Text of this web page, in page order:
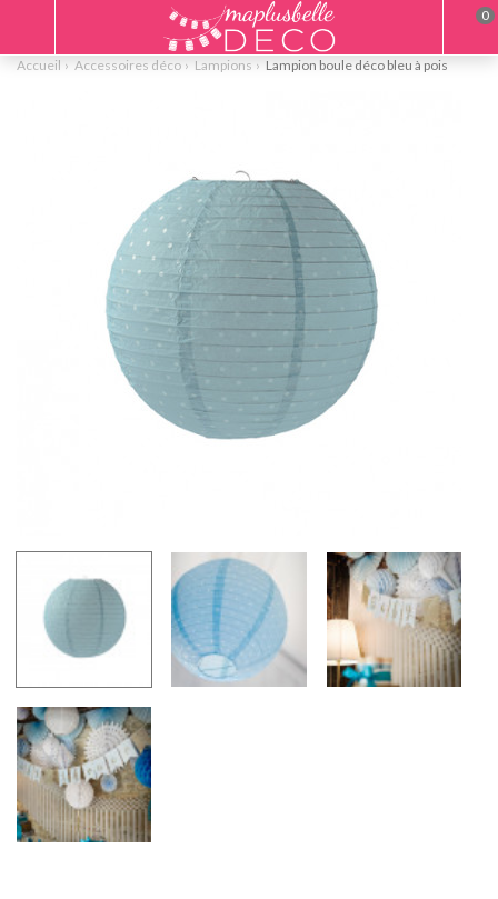
Accueil Accessoires déco Lampions Lampion boule déco bleu à pois
0